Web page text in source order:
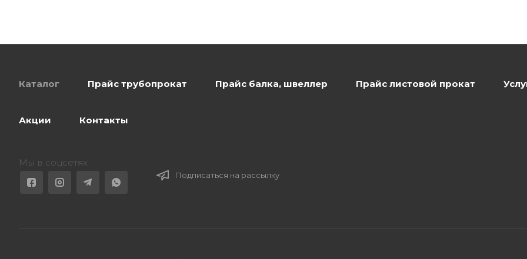
Каталог Прайс трубопрокат Прайс балка, швеллер Прайс листовой прокат
Акции Контакты
Мы в соцсетях
Подписаться на рассылку